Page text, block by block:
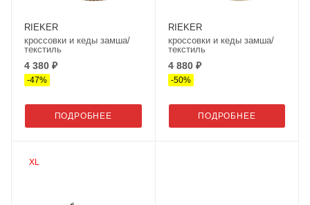
RIEKER
кроссовки и кеды замша/
текстиль
4 380 ₽
-47%
ПОДРОБНЕЕ
RIEKER
кроссовки и кеды замша/
текстиль
4 880 ₽
-50%
ПОДРОБНЕЕ
XL